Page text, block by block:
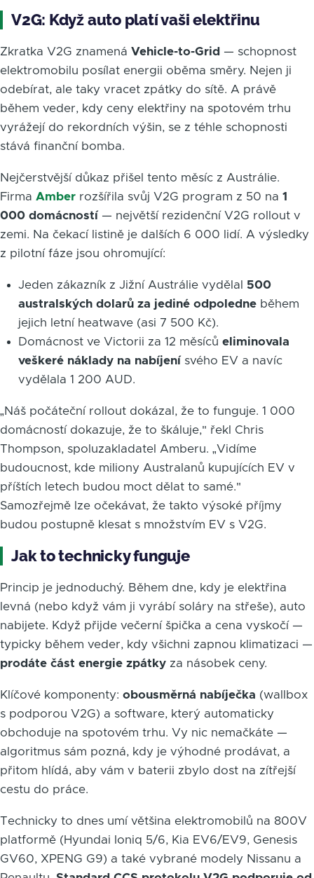
V2G: Když auto platí vaši elektřinu
Zkratka V2G znamená Vehicle-to-Grid — schopnost
elektromobilu posílat energii oběma směry. Nejen ji
odebírat, ale taky vracet zpátky do sítě. A právě
během veder, kdy ceny elektřiny na spotovém trhu
vyrážejí do rekordních výšin, se z téhle schopnosti
stává finanční bomba.
Nejčerstvější důkaz přišel tento měsíc z Austrálie.
Firma Amber rozšířila svůj V2G program z 50 na 1
000 domácností — největší rezidenční V2G rollout v
zemi. Na čekací listině je dalších 6 000 lidí. A výsledky
z pilotní fáze jsou ohromující:
Jeden zákazník z Jižní Austrálie vydělal 500
australských dolarů za jediné odpoledneběhem
jejich letní heatwave (asi 7 500 Kč).
Domácnost ve Victorii za 12 měsíců eliminovala
veškeré náklady na nabíjenísvého EV a navíc
vydělala 1 200 AUD.
„Náš počáteční rollout dokázal, že to funguje. 1 000
domácností dokazuje, že to škáluje," řekl Chris
Thompson, spoluzakladatel Amberu. „Vidíme
budoucnost, kde miliony Australanů kupujících EV v
příštích letech budou moct dělat to samé."
Samozřejmě lze očekávat, že takto výsoké příjmy
budou postupně klesat s množstvím EV s V2G.
Jak to technicky funguje
Princip je jednoduchý. Během dne, kdy je elektřina
levná (nebo když vám ji vyrábí soláry na střeše), auto
nabijete. Když přijde večerní špička a cena vyskočí —
typicky během veder, kdy všichni zapnou klimatizaci —
prodáte část energie zpátky za násobek ceny.
Klíčové komponenty: obousměrná nabíječka (wallbox
s podporou V2G) a software, který automaticky
obchoduje na spotovém trhu. Vy nic nemačkáte —
algoritmus sám pozná, kdy je výhodné prodávat, a
přitom hlídá, aby vám v baterii zbylo dost na zítřejší
cestu do práce.
Technicky to dnes umí většina elektromobilů na 800V
platformě (Hyundai Ioniq 5/6, Kia EV6/EV9, Genesis
GV60, XPENG G9) a také vybrané modely Nissanu a